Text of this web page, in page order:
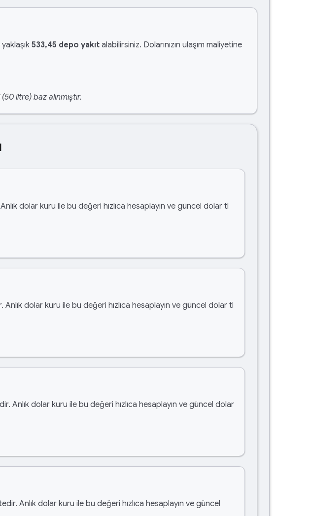
yaklaşık 533,45 depo yakıt alabilirsiniz. Dolarınızın ulaşım maliyetine
litre) baz alınmıştır.
dolar kuru ile bu değeri hızlıca hesaplayın ve güncel dolar tl
Anlık dolar kuru ile bu değeri hızlıca hesaplayın ve güncel dolar tl
Anlık dolar kuru ile bu değeri hızlıca hesaplayın ve güncel dolar
Anlık dolar kuru ile bu değeri hızlıca hesaplayın ve güncel